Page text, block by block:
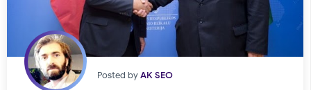
Posted byAK SEO